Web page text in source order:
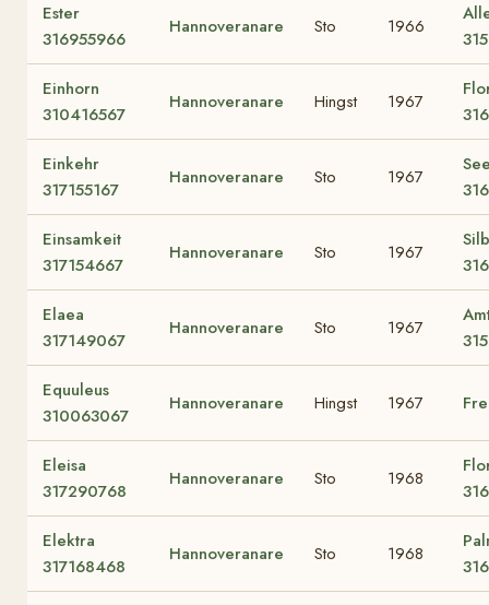
Ester
316955966
Hannoveranare Sto 1966
Einhorn
310416567
Hannoveranare Hingst 1967
Einkehr
317155167
Hannoveranare Sto 1967
Einsamkeit
317154667
Hannoveranare Sto 1967
Elaea
317149067
Hannoveranare Sto 1967
Equuleus
310063067
Hannoveranare Hingst 1967
Eleisa
317290768
Hannoveranare Sto 1968
Elektra
317168468
Hannoveranare Sto 1968